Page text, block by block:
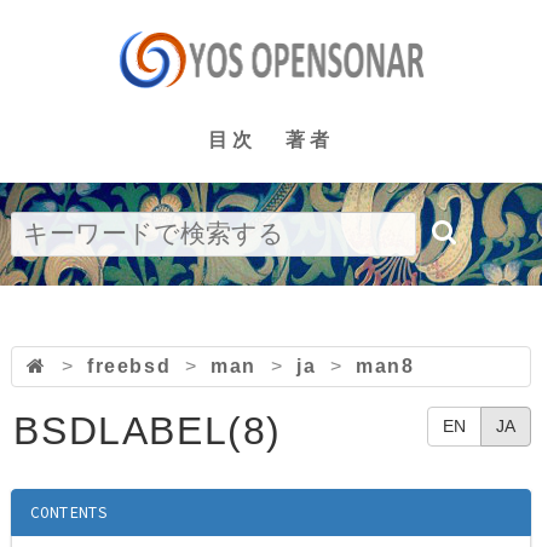
目次 著者
> freebsd > man > ja > man8
EN JA
BSDLABEL(8)
CONTENTS